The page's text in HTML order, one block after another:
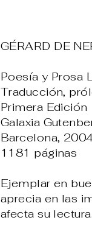
GÉRARD DE
Poesía y Prosa
Traducción,
Primera Edición
Galaxia
Barcelona, 2004
1181 páginas
Ejemplar en
aprecia en las
afecta su